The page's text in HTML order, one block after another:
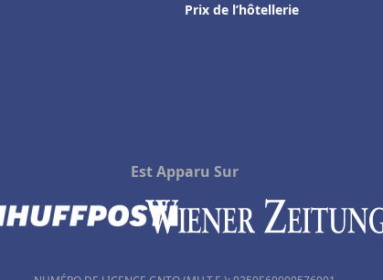
Prix de l’hôtellerie
Est Apparu Sur